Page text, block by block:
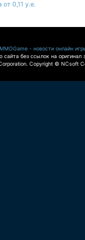
от 0,11 у.е.
MMOGame - новости онлайн
сайта без ссылок на оригинал
Copyright © NCsoft